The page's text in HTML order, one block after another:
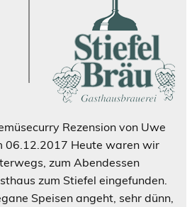
Rezension von Uwe
06.12.2017 Heute waren wir
zum Abendessen
zum Stiefel eingefunden.
Speisen angeht, sehr dünn,